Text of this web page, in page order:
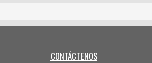
CONTÁCTENOS